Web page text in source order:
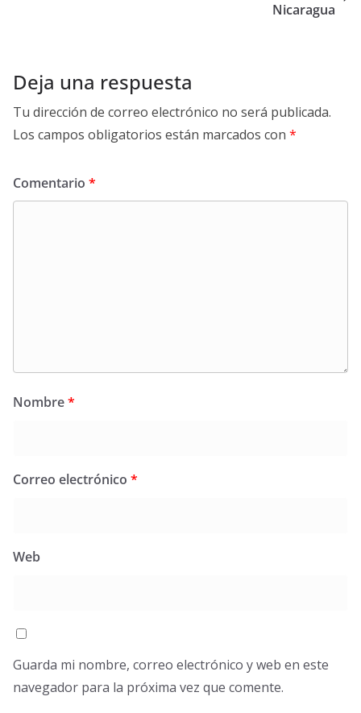
Nicaragua
Deja una respuesta
Tu dirección de correo electrónico no será publicada.
Los campos obligatorios están marcados con *
Comentario *
Nombre*
Correo electrónico *
Web
Guarda mi nombre, correo electrónico y web en este
navegador para la próxima vez que comente.